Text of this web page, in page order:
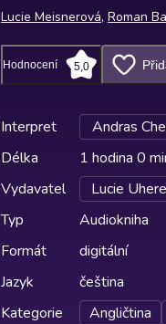
Lucie Meisnerová, Roman
Hodnocení 5,0
Interpret Andras
Délka
1 hodina 0
Vydavatel
Lucie
Typ
Audiokniha
Formát
digitální
Jazyk
čeština
Kategorie
Angličtina